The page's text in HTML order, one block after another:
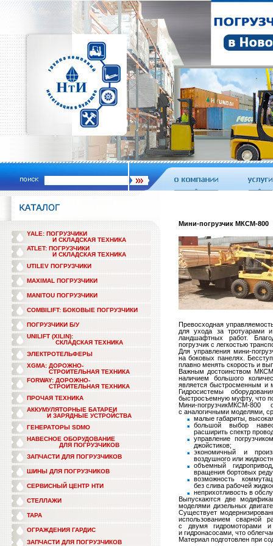
YALE: ПОГРУЗЧИКИ
И СКЛАДСКАЯ ТЕХНИКА
ATLET: ПОГРУЗЧИКИ
И СКЛАДСКАЯ ТЕХНИКА
UTILEV ПОГРУЗЧИКИ
MAXIMAL ПОГРУЗЧИКИ
MANITOU ПОГРУЗЧИКИ
COMBILIFT: БОКОВЫЕ ПОГРУЗЧИКИ
ПОГРУЗЧИКИ Б/У
UNILIFT (XILIN):
СКЛАДСКАЯ ТЕХНИКА
ЭЛЕКТРОТЕЛЬФЕРЫ
XGMA: ДОРОЖНО-
СТРОИТЕЛЬНАЯ ТЕХНИКА
FORWAY: ДОРОЖНО-
СТРОИТЕЛЬНАЯ ТЕХНИКА
ПРОЧАЯ ТЕХНИКА
АККУМУЛЯТОРНЫЕ БАТАРЕИ
И ЗАРЯДНЫЕ УСТРОЙСТВА
ГЕНЕРАТОРЫ SDMO
НАВЕСНОЕ ОБОРУДОВАНИЕ
ДЛЯ ПОГРУЗЧИКОВ
ЗАПЧАСТИ ДЛЯ ПОГРУЗЧИКОВ
ШИНЫ ДЛЯ ПОГРУЗЧИКОВ
СЕРВИСНЫЙ ЦЕНТР НТИ
СТЕЛЛАЖИ
ТАРА
ОГРАЖДЕНИЯ ГАРДИС
ЗАПЧАСТИ ДЛЯ ПОГРУЗЧИКОВ
Мини-погрузчик МКСМ-800
Превосходная
для ухода за тротуарами
ландшафтных работ.
погрузчик с легкостью
Для управлениямини-
на боковых панелях.
плавно менять скорость и
Важным достоинством
наличием большого
является быстросменным и
Гидросистемы
быстросъемную муфту, что
Мини-погрузчикМКСМ-800
с аналогичными моделями,
малые габариты,
большой выбор
расширить спектр
управление
джойстиков;
экономичный и
воздушного или
объемный
вращения бортовых
возможность
без слива рабочей
неприхотливость в
Выпускаются две
моделями дизельных
Существует
использованием сварной
с двумя гидромоторами
и гидронасосами, что
Материал подготовлен при